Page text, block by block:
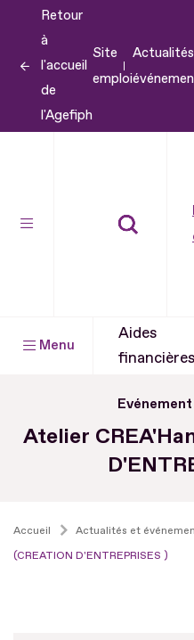
contenu
Retour
à
l'accueil
de
l'Agefiph
Site
emploi
Menu
Aides
financières
Evénement
Atelier
Accueil Actualités et
(CREATION D'ENTREPRISES )